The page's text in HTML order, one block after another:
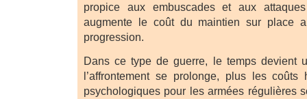
propice aux embuscades et aux
augmente le coût du maintien sur place
progression.
Dans ce type de guerre, le temps devient
l’affrontement se prolonge, plus les coûts
psychologiques pour les armées régulières